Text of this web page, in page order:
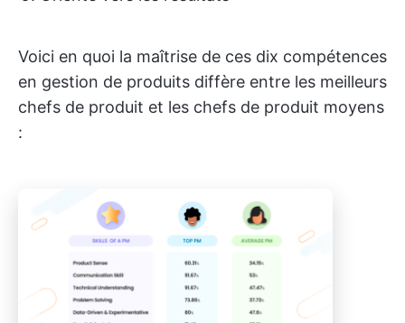
Voici en quoi la maîtrise de ces dix compétences
en gestion de produits diffère entre les meilleurs
chefs de produit et les chefs de produit moyens
: